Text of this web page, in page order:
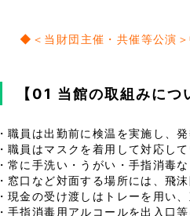
◆＜当財団主催・共催等公演
【01 当館の取組みにつ
・職員は出勤前に検温を実施し、
・職員はマスクを着用して対応し
・常に手洗い・うがい・手指消毒
・窓口など対面する場所には、飛
・現金の受け渡しはトレーを用い
・手指消毒用アルコールを出入口